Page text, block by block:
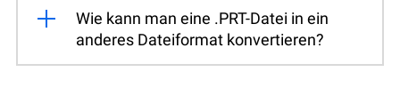
Wie kann man eine .PRT-Datei in ein
anderes Dateiformat konvertieren?